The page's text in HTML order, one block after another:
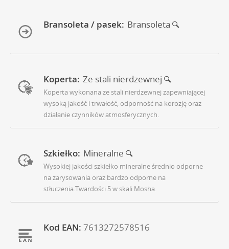
Bransoleta / pasek: Bransoleta
Koperta: Ze stali nierdzewnej
Koperta wykonana ze stali nierdzewnej zapewniającej
wysoką jakość i trwałość, odporność na korozję oraz
działanie czynników atmosferycznych.
Szkiełko: Mineralne
Wysokiej jakości szkiełko mineralne średnio odporne
na zarysowania oraz bardzo odporne na
stłuczenia.Twardości 5 w skali Mosha.
Kod EAN: 7613272578516